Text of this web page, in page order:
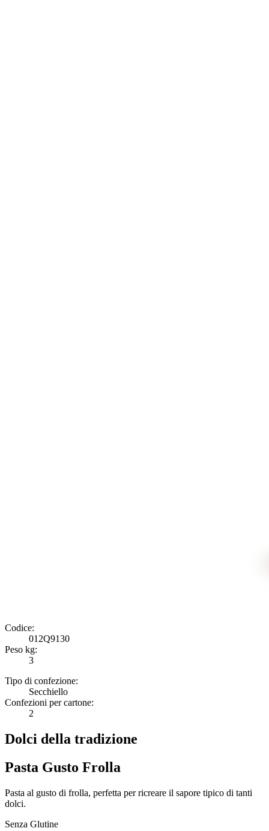
Codice:
012Q9130
Peso kg:
3
Tipo di confezione:
Secchiello
Confezioni per cartone:
2
Dolci della tradizione
Pasta Gusto Frolla
Pasta al gusto di frolla, perfetta per ricreare il sapore tipico di tanti
dolci.
Senza Glutine